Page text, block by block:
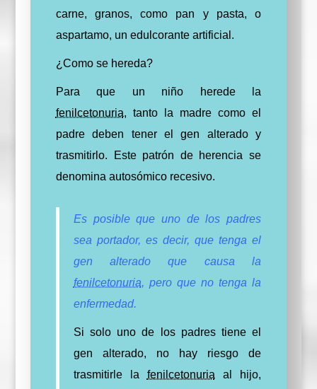
carne, granos, como pan y pasta, o
aspartamo, un edulcorante artificial.
¿Como se hereda?
Para que un niño herede la
fenilcetonuria, tanto la madre como el
padre deben tener el gen alterado y
trasmitirlo. Este patrón de herencia se
denomina autosómico recesivo.
Es posible que uno de los padres
sea portador, es decir, que tenga el
gen alterado que causa la
fenilcetonuria, pero que no tenga la
enfermedad.
Si solo uno de los padres tiene el
gen alterado, no hay riesgo de
trasmitirle la fenilcetonuria al hijo,